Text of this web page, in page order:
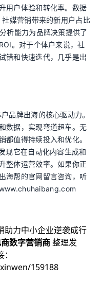
用户体验和转化率。数据
媒营销带来的新用户占比
析能力为品牌决策提供了
。对于个体户来说，社
错和快速迭代，几乎是出
品牌出海的核心驱动力。
数据，实现弯道超车。无
都值得持续投入和优化。
现它在自动化内容生成和
整体运营效率。如果你正
海帮的官网留言咨询，听
助力中小企业逆袭成行
数字营销商整理发
159188